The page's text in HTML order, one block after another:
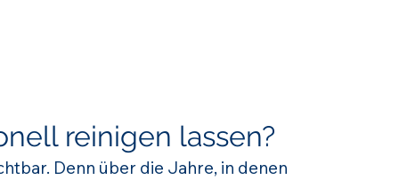
reinigen lassen?
Denn über die Jahre, in denen